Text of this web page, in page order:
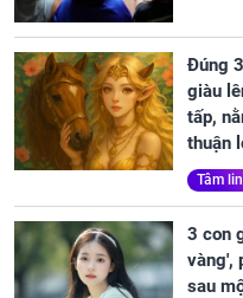
Đúng
giàu
tấp,
thuận
Tâm
3 con
vàng',
sau